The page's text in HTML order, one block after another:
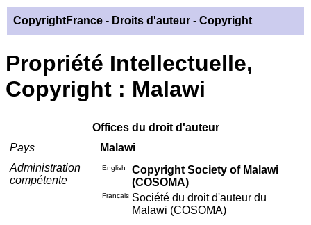
CopyrightFrance - Droits d'auteur - Copyright
Propriété Intellectuelle,
Copyright : Malawi
Offices du droit d'auteur
Pays
Malawi
Administration
compétente
English
Copyright Society of Malawi
(COSOMA)
Français Société du droit d'auteur du
Malawi (COSOMA)